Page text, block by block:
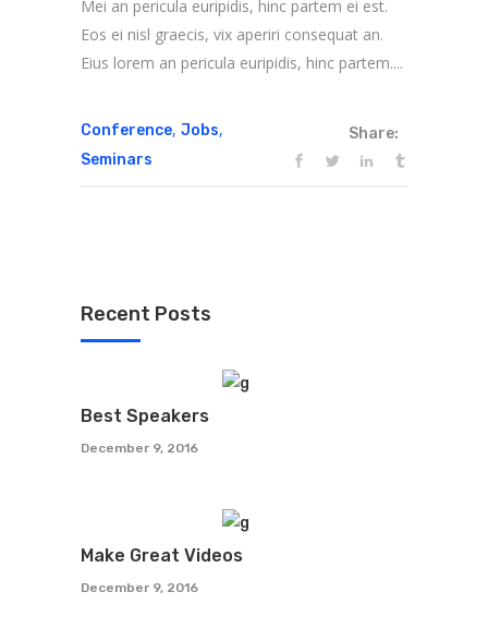
Mei an pericula euripidis, hinc partem ei est.
Eos ei nisl graecis, vix aperiri consequat an.
Eius lorem an pericula euripidis, hinc partem....
Conference, Jobs,
Seminars
Share:
Recent Posts
Best Speakers
December 9, 2016
Make Great Videos
December 9, 2016